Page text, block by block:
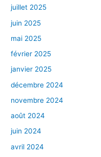
juillet 2025
juin 2025
mai 2025
février 2025
janvier 2025
décembre 2024
novembre 2024
août 2024
juin 2024
avril 2024